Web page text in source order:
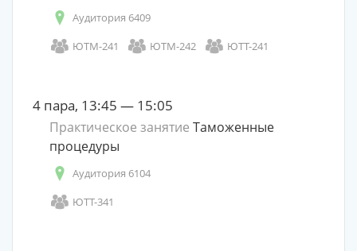
Аудитория 6409
ЮТМ-241
ЮТМ-242 ЮТТ-241
4 пара, 13:45 — 15:05
Практическое занятие Таможенные
процедуры
Аудитория 6104
ЮТТ-341